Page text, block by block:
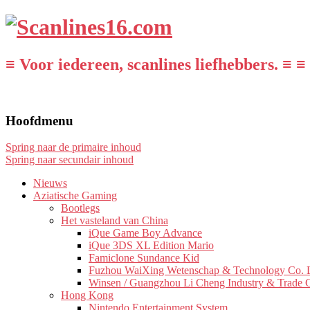
≡ Voor iedereen, scanlines liefhebbers. ≡ ≡
Hoofdmenu
Spring naar de primaire inhoud
Spring naar secundair inhoud
Nieuws
Aziatische Gaming
Bootlegs
Het vasteland van China
iQue Game Boy Advance
iQue 3DS XL Edition Mario
Famiclone Sundance Kid
Fuzhou WaiXing Wetenschap & Technology Co.
Winsen / Guangzhou Li Cheng Industry & Trade
Hong Kong